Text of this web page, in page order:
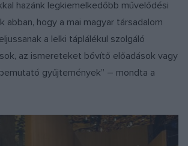
hazánk legkiemelkedőbb művelődési
abban, hogy a mai magyar társadalom
a lelki táplálékul szolgáló
az ismereteket bővítő előadások vagy
gyűjtemények” – mondta a